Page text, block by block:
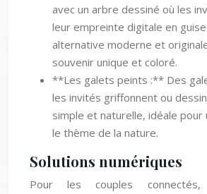
avec un arbre dessiné où les
leur empreinte digitale en
alternative moderne et
souvenir unique et coloré.
**Les galets peints :** Des
les invités griffonnent ou
simple et naturelle, idéale pour
le thème de la nature.
Solutions numériques
Pour les couples